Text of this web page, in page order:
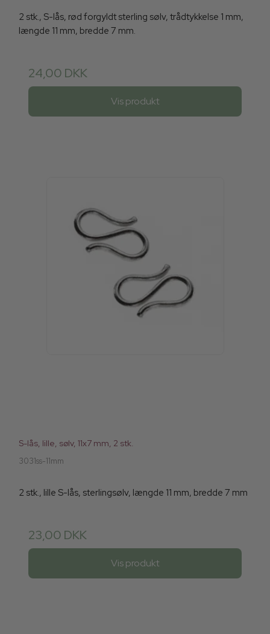
2 stk., S-lås, rød forgyldt sterling sølv, trådtykkelse 1 mm,
længde 11 mm, bredde 7 mm.
24,00 DKK
Vis produkt
S-lås, lille, sølv, 11x7 mm, 2 stk.
3031ss-11mm
2 stk., lille S-lås, sterlingsølv, længde 11 mm, bredde 7 mm
23,00 DKK
Vis produkt